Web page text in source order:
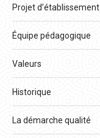
Projet d’établissement
Équipe pédagogique
Valeurs
Historique
La démarche qualité